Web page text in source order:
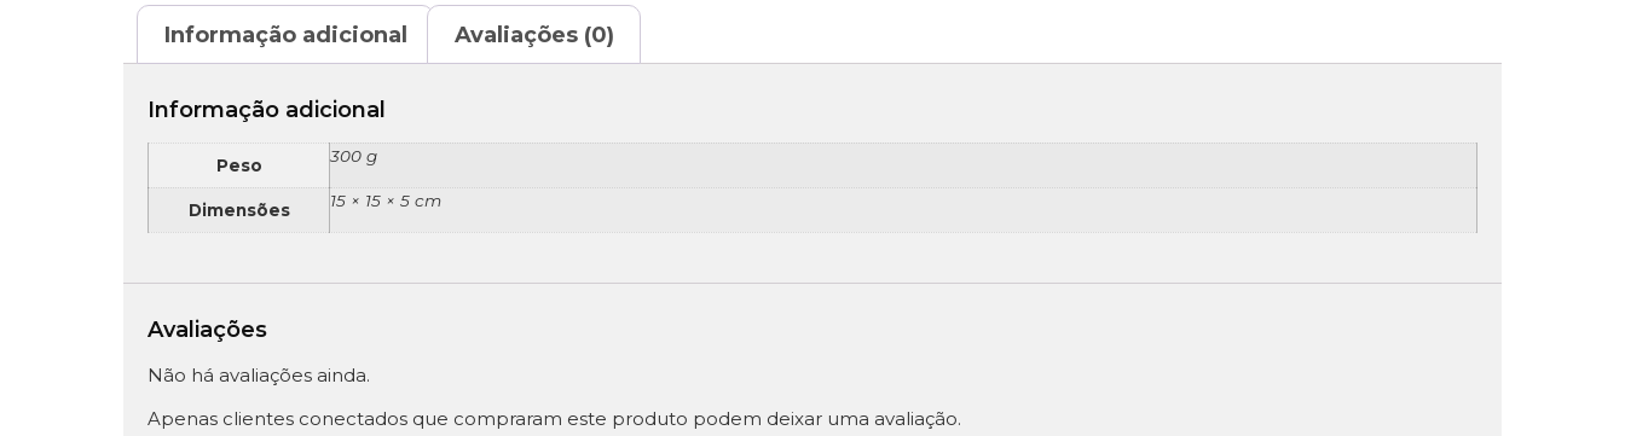
Informação adicional Avaliações (0)
Informação adicional
Peso 300 g
Dimensões 15 × 15 × 5 cm
Avaliações
Não há avaliações ainda.
Apenas clientes conectados que compraram este produto podem deixar uma avaliação.